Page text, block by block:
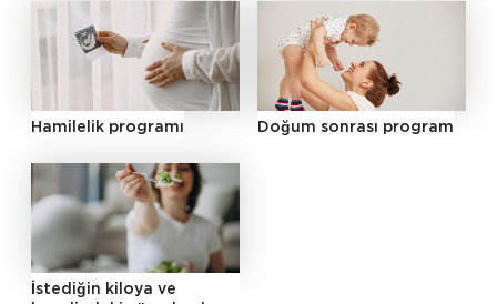
Hamilelik programı Doğum sonrası program
İstediğin kiloya ve